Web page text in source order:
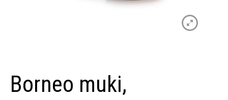
Borneo muki,